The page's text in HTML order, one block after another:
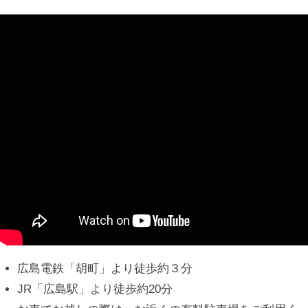
広島電鉄「胡町」より徒歩約３分
JR「広島駅」より徒歩約20分